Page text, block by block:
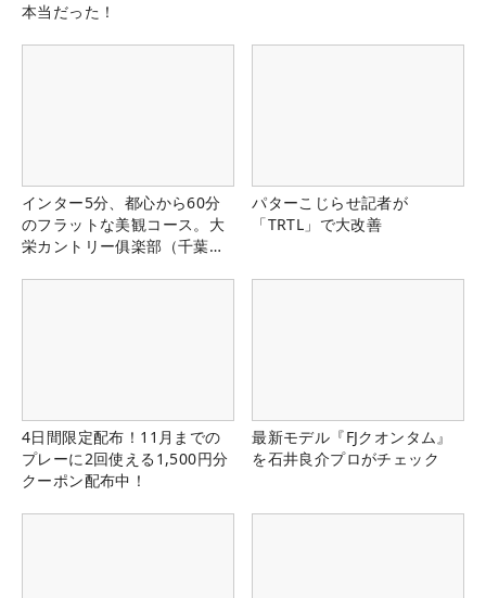
本当だった！
インター5分、都心から60分
のフラットな美観コース。大
栄カントリー俱楽部（千葉
パターこじらせ記者が
「TRTL」で大改善
4日間限定配布！11月までの
プレーに2回使える1,500円分
クーポン配布中！
最新モデル『FJクオンタム』
を石井良介プロがチェック